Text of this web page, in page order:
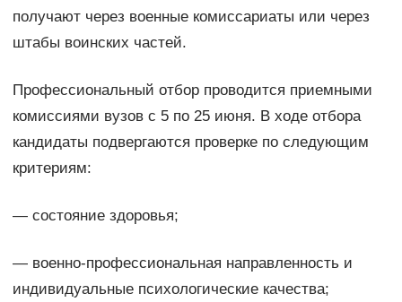
получают через военные комиссариаты или через
штабы воинских частей.
Профессиональный отбор проводится приемными
комиссиями вузов с 5 по 25 июня. В ходе отбора
кандидаты подвергаются проверке по следующим
критериям:
— состояние здоровья;
— военно-профессиональная направленность и
индивиду­альные психологические качества;